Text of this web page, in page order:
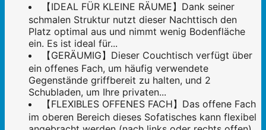
【IDEAL FÜR KLEINE RÄUME】Dank seiner
schmalen Struktur nutzt dieser Nachttisch den
Platz optimal aus und nimmt wenig Bodenfläche
ein. Es ist ideal für...
【GERÄUMIG】Dieser Couchtisch verfügt über
ein offenes Fach, um häufig verwendete
Gegenstände griffbereit zu halten, und 2
Schubladen, um Ihre privaten...
【FLEXIBLES OFFENES FACH】Das offene Fach
im oberen Bereich dieses Sofatisches kann flexibel